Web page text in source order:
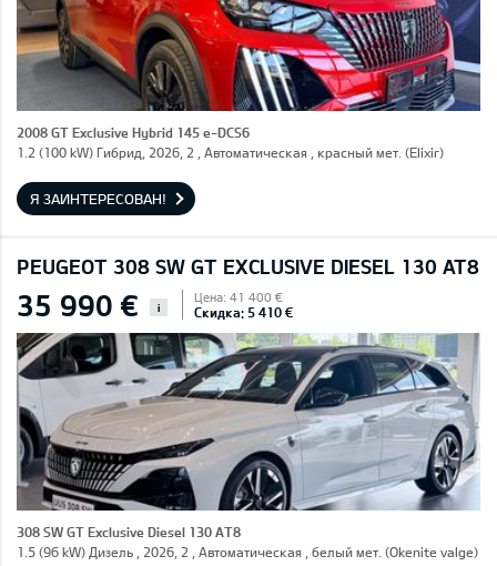
2008 GT Exclusive Hybrid 145 e-DCS6
1.2 (100 kW) Гибрид, 2026, 2 , Автоматическая , красный мет. (Elixir)
Я ЗАИНТЕРЕСОВАН!
PEUGEOT 308 SW GT EXCLUSIVE DIESEL 130 AT8
35 990 € i
Цена: 41 400 €
Скидка: 5 410 €
308 SW GT Exclusive Diesel 130 AT8
1.5 (96 kW) Дизель , 2026, 2 , Автоматическая , белый мет. (Okenite valge)